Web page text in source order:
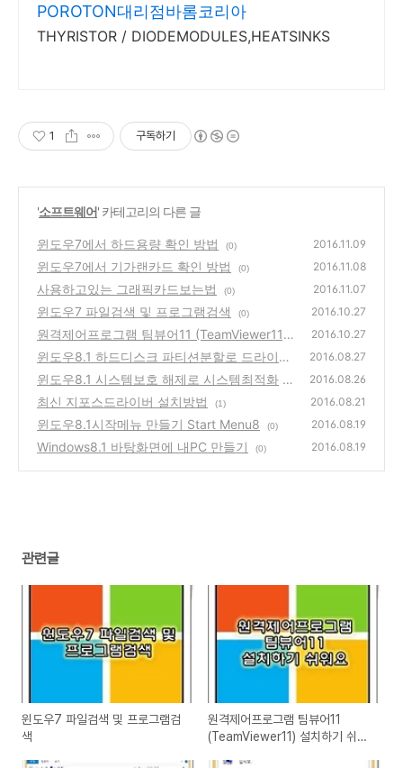
POROTON대리점바롬코리아
THYRISTOR / DIODEMODULES,HEATSINKS
1 구독하기
'소프트웨어' 카테고리의 다른 글
윈도우7에서 하드용량 확인 방법 (0) 2016.11.09
윈도우7에서 기가랜카드 확인 방법 (0) 2016.11.08
사용하고있는 그래픽카드보는법 (0) 2016.11.07
윈도우7 파일검색 및 프로그램검색 (0) 2016.10.27
원격제어프로그램 팀뷰어11 (TeamViewer11)
설치하기 쉬워요
(1)
2016.10.27
윈도우8.1 하드디스크 파티션분할로 드라이브
2개만들기
(0)
2016.08.27
윈도우8.1 시스템보호 해제로 시스템최적화
(0)
2016.08.26
최신 지포스드라이버 설치방법 (1) 2016.08.21
윈도우8.1시작메뉴 만들기 Start Menu8 (0) 2016.08.19
Windows8.1 바탕화면에 내PC 만들기 (0) 2016.08.19
관련글
윈도우7 파일검색 및 프로그램검
색
원격제어프로그램 팀뷰어11
(TeamViewer11) 설치하기 쉬워